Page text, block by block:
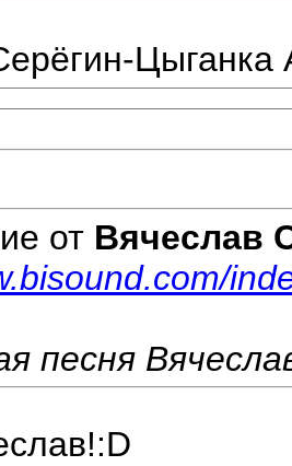
Цыганка
от Вячеслав
песня